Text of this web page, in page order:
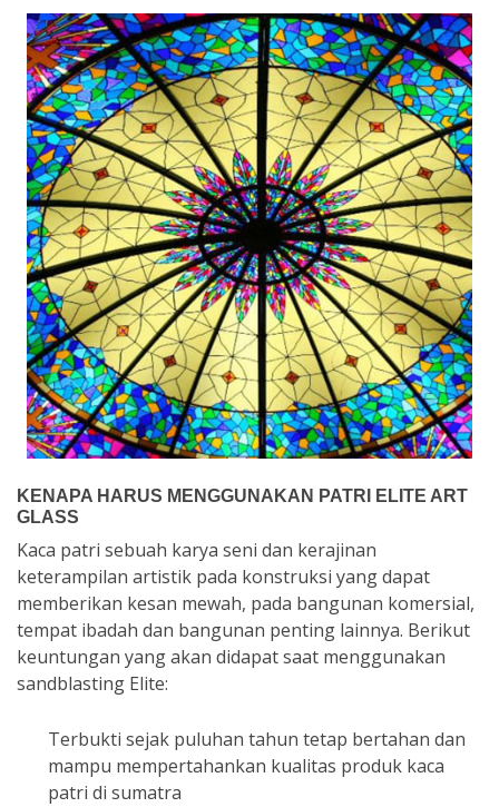
KENAPA HARUS MENGGUNAKAN PATRI ELITE ART
GLASS
Kaca patri sebuah karya seni dan kerajinan
keterampilan artistik pada konstruksi yang dapat
memberikan kesan mewah, pada bangunan komersial,
tempat ibadah dan bangunan penting lainnya. Berikut
keuntungan yang akan didapat saat menggunakan
sandblasting Elite:
Terbukti sejak puluhan tahun tetap bertahan dan
mampu mempertahankan kualitas produk kaca
patri di sumatra